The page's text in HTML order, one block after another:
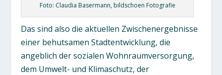
Foto: Claudia Basermann, bildschoen Fotografie
Das sind also die aktuellen Zwischenergebnisse
einer behutsamen Stadtentwicklung, die
angeblich der sozialen Wohnraumversorgung,
dem Umwelt- und Klimaschutz, der